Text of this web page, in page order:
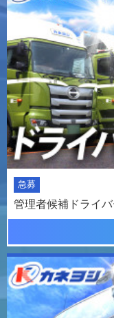
急募
管理者候補ドライ